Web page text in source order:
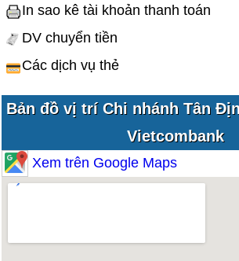
In sao kê tài khoản thanh toán
DV chuyển tiền
Các dịch vụ thẻ
Bản đồ vị trí Chi nhánh Tân
Vietcombank
Xem trên Google Maps